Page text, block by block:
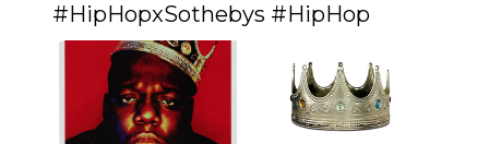
#HipHopxSothebys #HipHop